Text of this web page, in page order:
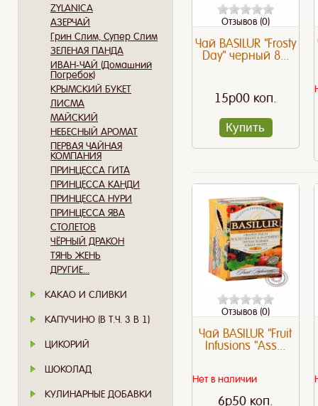
ZYLANICA
АЗЕРЧАЙ
Грин Слим, Супер Слим
ЗЕЛЕНАЯ ПАНДА
ИВАН-ЧАЙ (Домашний
Погребок)
КРЫМСКИЙ БУКЕТ
ЛИСМА
МАЙСКИЙ
НЕБЕСНЫЙ АРОМАТ
ПЕРВАЯ ЧАЙНАЯ
КОМПАНИЯ
ПРИНЦЕССА ГИТА
ПРИНЦЕССА КАНДИ
ПРИНЦЕССА НУРИ
ПРИНЦЕССА ЯВА
СТОЛЕТОВ
ЧЁРНЫЙ ДРАКОН
ТЯНЬ ЖЕНЬ
ДРУГИЕ...
КАКАО И СЛИВКИ
КАПУЧИНО (В Т.Ч. 3 В 1)
ЦИКОРИЙ
ШОКОЛАД
КУЛИНАРНЫЕ ДОБАВКИ
Отзывов (0)
Чай BASILUR "Frosty
Day" черный 8...
15p00 коп.
Купить
Отзывов (0)
Чай BASILUR "Fruit
Infusions "Ass...
Нет в наличии
6p50 коп.